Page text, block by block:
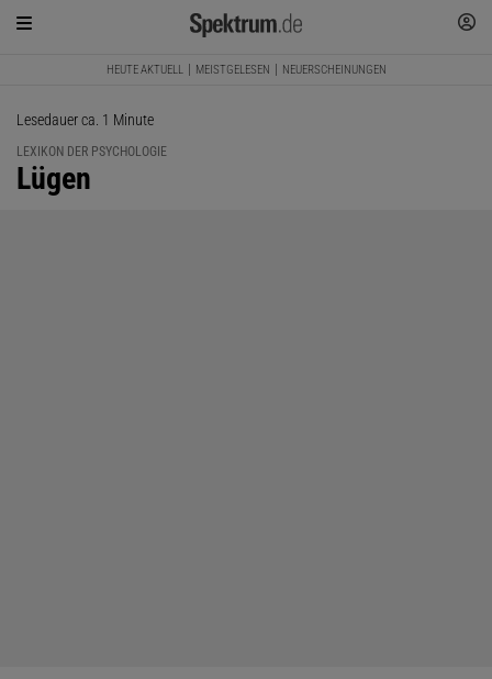
HEUTE AKTUELL MEISTGELESEN NEUERSCHEINUNGEN
Lesedauer ca. 1 Minute
LEXIKON DER PSYCHOLOGIE
:
Lügen